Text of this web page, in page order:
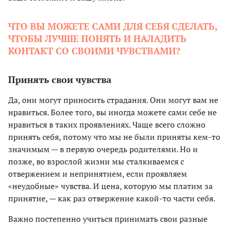
ЧТО ВЫ МОЖЕТЕ САМИ ДЛЯ СЕБЯ СДЕЛАТЬ,
ЧТОБЫ ЛУЧШЕ ПОНЯТЬ И НАЛАДИТЬ
КОНТАКТ СО СВОИМИ ЧУВСТВАМИ?
Принять свои чувства
Да, они могут приносить страдания. Они могут вам не
нравиться. Более того, вы иногда можете сами себе не
нравиться в таких проявлениях. Чаще всего сложно
принять себя, потому что мы не были приняты кем-то
значимым — в первую очередь родителями. Но и
позже, во взрослой жизни мы сталкиваемся с
отвержением и непринятием, если проявляем
«неудобные» чувства. И цена, которую мы платим за
принятие, — как раз отвержение какой-то части себя.
Важно постепенно учиться принимать свои разные